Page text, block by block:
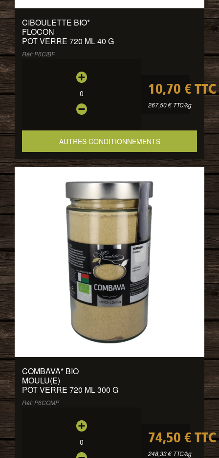
CIBOULETTE BIO*
FLOCON
POT VERRE 720 ML 40 G
Réf: P6CIBF
0 10,70 € TTC
267,50 € TTC/kg
AUTRES CONDITIONNEMENTS
COMBAVA* BIO
MOULU(E)
POT VERRE 720 ML 300 G
Réf: P6COMP
0 74,50 € TTC
248,33 € TTC/kg